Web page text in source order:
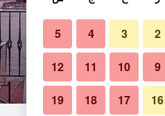
2
3
4
5
9
10
11
12
16
17
18
19